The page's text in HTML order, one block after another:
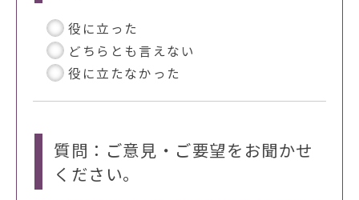
役に立った
どちらとも言えない
役に立たなかった
質問：ご意見・ご要望をお聞かせ
ください。